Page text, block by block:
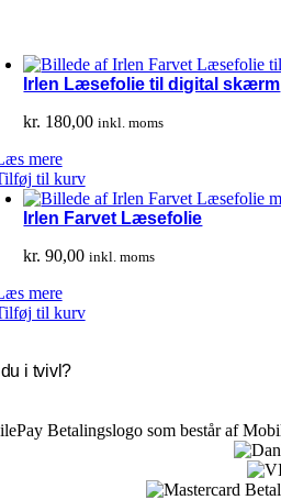
Irlen Læsefolie til digital skærm
kr. 180,00 inkl. moms
mere
til kurv
Irlen Farvet Læsefolie
kr. 90,00 inkl. moms
mere
til kurv
i tvivl?